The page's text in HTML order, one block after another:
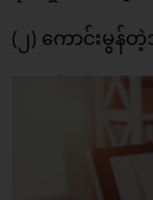
(၂) ကောင်းမွန်